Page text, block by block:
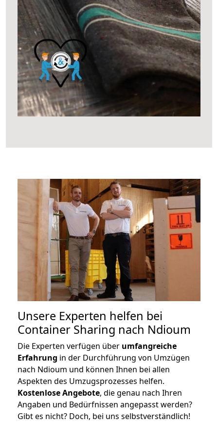
Unsere Experten helfen bei
Container Sharing nach Ndioum
Die Experten verfügen über umfangreiche
Erfahrung in der Durchführung von Umzügen
nach Ndioum und können Ihnen bei allen
Aspekten des Umzugsprozesses helfen.
Kostenlose Angebote, die genau nach Ihren
Angaben und Bedürfnissen angepasst werden?
Gibt es nicht? Doch, bei uns selbstverständlich!